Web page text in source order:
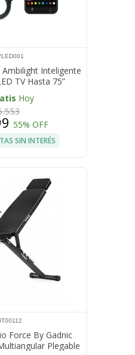
Ambilight Inteligente
TV Hasta 75”
Bluetooth
Hoy
55% OFF
SIN INTERÉS
Force By Gadnic
Plegable